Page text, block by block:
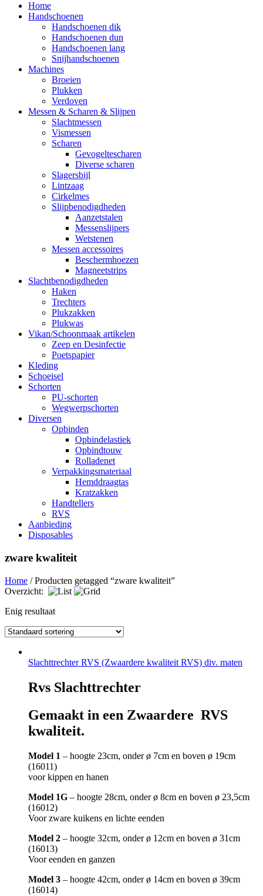
Home
Handschoenen
Handschoenen dik
Handschoenen dun
Handschoenen lang
Snijhandschoenen
Machines
Broeien
Plukken
Verdoven
Messen & Scharen & Slijpen
Slachtmessen
Vismessen
Scharen
Gevogeltescharen
Diverse scharen
Slagersbijl
Lintzaag
Cirkelmes
Slijpbenodigdheden
Aanzetstalen
Messenslijpers
Wetstenen
Messen accessoires
Beschermhoezen
Magneetstrips
Slachtbenodigdheden
Haken
Trechters
Plukzakken
Plukwas
Vikan/Schoonmaak artikelen
Zeep en Desinfectie
Poetspapier
Kleding
Schoeisel
Schorten
PU-schorten
Wegwerpschorten
Diversen
Opbinden
Opbindelastiek
Opbindtouw
Rolladenet
Verpakkingsmateriaal
Hemddraagtas
Kratzakken
Handtellers
RVS
Aanbieding
Disposables
zware kwaliteit
Home / Producten getagged “zware kwaliteit”
Overzicht:
Enig resultaat
Slachttrechter RVS (Zwaardere kwaliteit RVS) div. maten
Rvs Slachttrechter
Gemaakt in een Zwaardere RVS
kwaliteit.
Model 1 – hoogte 23cm, onder ø 7cm en boven ø 19cm
(16011)
voor kippen en hanen
Model 1G – hoogte 28cm, onder ø 8cm en boven ø 23,5cm
(16012)
Voor zware kuikens en lichte eenden
Model 2 – hoogte 32cm, onder ø 12cm en boven ø 31cm
(16013)
Voor eenden en ganzen
Model 3 – hoogte 42cm, onder ø 14cm en boven ø 39cm
(16014)